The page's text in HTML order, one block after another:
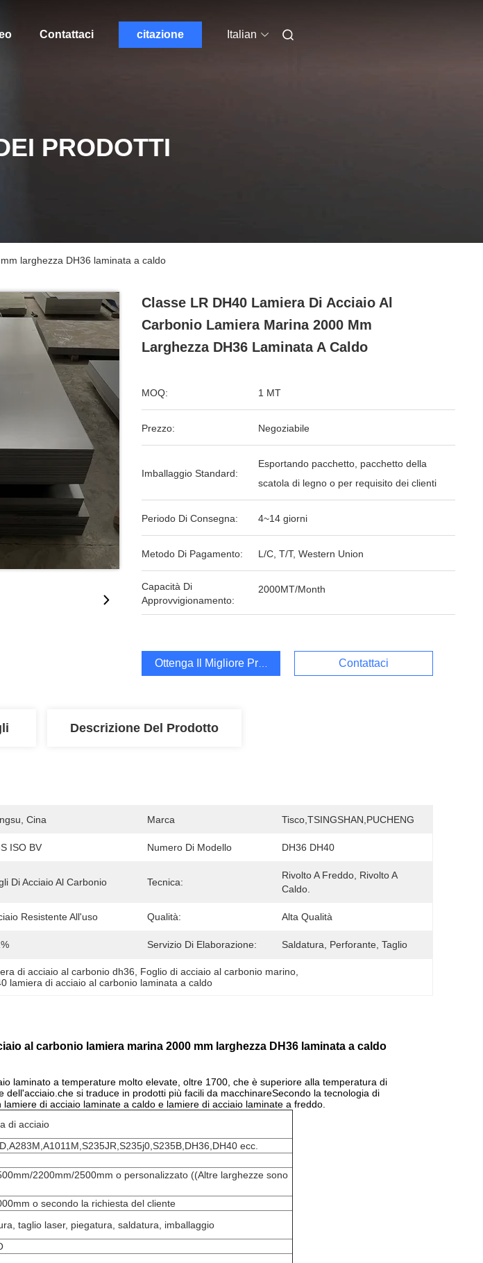
Contattaci citazione Italian
PRODOTTI
larghezza DH36 laminata a caldo
Classe LR DH40 Lamiera Di Acciaio Al
Carbonio Lamiera Marina 2000 Mm
Larghezza DH36 Laminata A Caldo
MOQ: 1 MT
Prezzo: Negoziabile
Imballaggio Standard:
Esportando pacchetto, pacchetto della
scatola di legno o per requisito dei clienti
Periodo Di Consegna: 4~14 giorni
Metodo Di Pagamento: L/C, T/T, Western Union
Capacità Di
Approvvigionamento:
2000MT/Month
Ottenga Il Migliore Prezzo Contattaci
Descrizione Del Prodotto
Cina Marca Tisco,TSINGSHAN,PUCHENG
ISO BV Numero Di Modello DH36 DH40
Di Acciaio Al Carbonio Tecnica:
Rivolto A Freddo, Rivolto A
Caldo.
Resistente All'uso Qualità: Alta Qualità
Servizio Di Elaborazione: Saldatura, Perforante, Taglio
di acciaio al carbonio dh36 Foglio di acciaio al carbonio marino
lamiera di acciaio al carbonio laminata a caldo
al carbonio lamiera marina 2000 mm larghezza DH36 laminata a caldo
laminato a temperature molto elevate, oltre 1700, che è superiore alla temperatura di
dell'acciaio.che si traduce in prodotti più facili da macchinareSecondo la tecnologia di
di acciaio laminate a caldo e lamiere di acciaio laminate a freddo.
di acciaio
ecc.
2200mm/2500mm o personalizzato ((Altre larghezze sono
o secondo la richiesta del cliente
taglio laser, piegatura, saldatura, imballaggio